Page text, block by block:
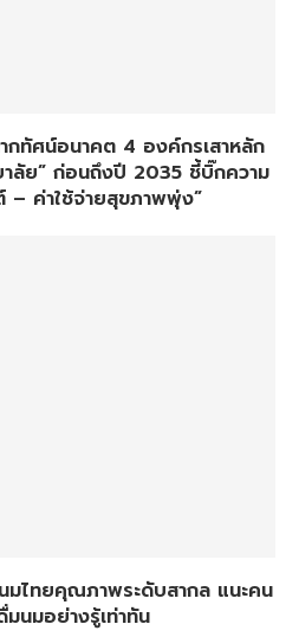
กทัศน์อนาคต 4 องค์กรเสาหลัก
ลัย” ก่อนถึงปี 2035 ชี้บิ๊กความ
– ค่าใช้จ่ายสุขภาพพุ่ง”
มไทยคุณภาพระดับสากล แนะคน
มนมอย่างรู้เท่าทัน